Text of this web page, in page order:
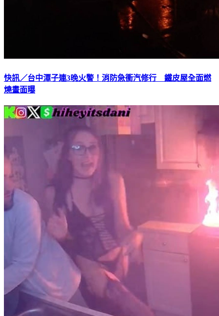
快訊／台中潭子連3晚火警！消防急衝汽修行 鐵皮屋全面燃
燒畫面曝